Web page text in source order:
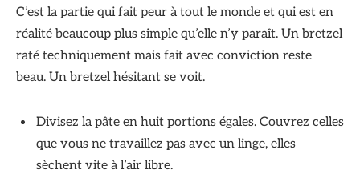
C’est la partie qui fait peur à tout le monde et qui est en
réalité beaucoup plus simple qu’elle n’y paraît. Un bretzel
raté techniquement mais fait avec conviction reste
beau. Un bretzel hésitant se voit.
Divisez la pâte en huit portions égales. Couvrez celles
que vous ne travaillez pas avec un linge, elles
sèchent vite à l’air libre.